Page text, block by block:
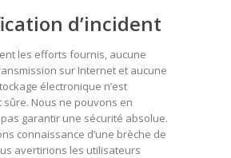
d’incident
les efforts fournis, aucune
sur Internet et aucune
électronique n’est
sûre. Nous ne pouvons en
garantir une sécurité absolue.
connaissance d’une brèche de
avertirions les utilisateurs